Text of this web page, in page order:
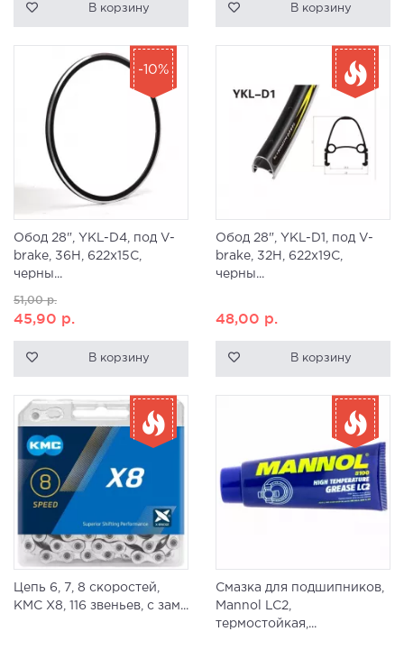
В корзину В корзину
Обод 28", YKL-D4, под V-
brake, 36H, 622x15C,
черны...
51,00р.
45,90 р.
В корзину
-10%
Обод 28", YKL-D1, под V-
brake, 32H, 622x19С,
черны...
48,00 р.
В корзину
Цепь 6, 7, 8 скоростей,
KMC X8, 116 звеньев, с зам...
Смазка для подшипников,
Mannol LC2,
термостойкая,...